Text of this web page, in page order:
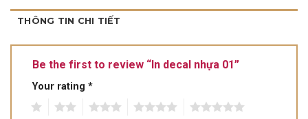
THÔNG TIN CHI TIẾT
Be the first to review “In decal nhựa 01”
Your rating *